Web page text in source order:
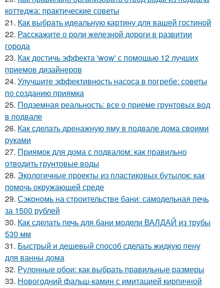
коттеджа: практические советы
21. Как выбрать идеальную картину для вашей гостиной
22. Расскажите о роли железной дороги в развитии
города
23. Как достичь эффекта 'wow' с помощью 12 лучших
приемов дизайнеров
24. Улучшите эффективность насоса в погребе: советы
по созданию приямка
25. Подземная реальность: все о приеме грунтовых вод
в подвале
26. Как сделать дренажную яму в подвале дома своими
руками
27. Приямок для дома с подвалом: как правильно
отводить грунтовые воды
28. Экологичные проекты из пластиковых бутылок: как
помочь окружающей среде
29. Сэкономь на строительстве бани: самодельная печь
за 1500 рублей
30. Как сделать печь для бани модели ВАЛДАЙ из трубы
530 мм
31. Быстрый и дешевый способ сделать жидкую пену
для ванны дома
32. Рулонные обои: как выбрать правильные размеры
33. Новогодний фальш-камин с имитацией кирпичной